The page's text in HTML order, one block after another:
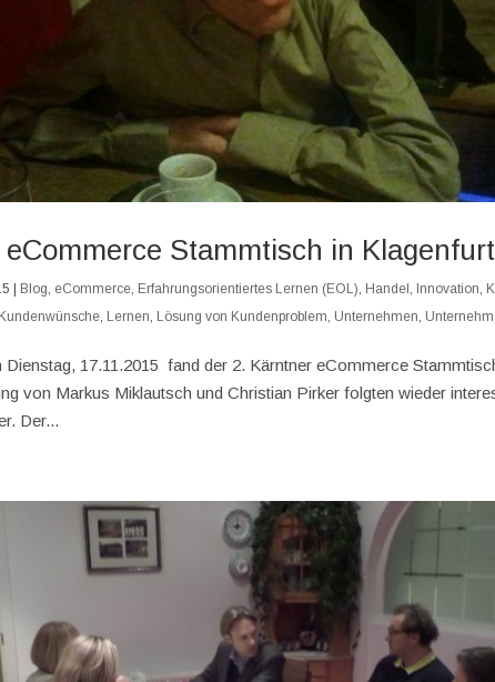
Stammtisch in Klagenfurt
| Blog eCommerce Erfahrungsorientiertes Lernen (EOL) Handel Innovation
Kundenwünsche Lernen Lösung von Kundenproblem Unternehmen
17.11.2015 fand der 2. Kärntner eCommerce
von Markus Miklautsch und Christian Pirker folgten wieder
Der...